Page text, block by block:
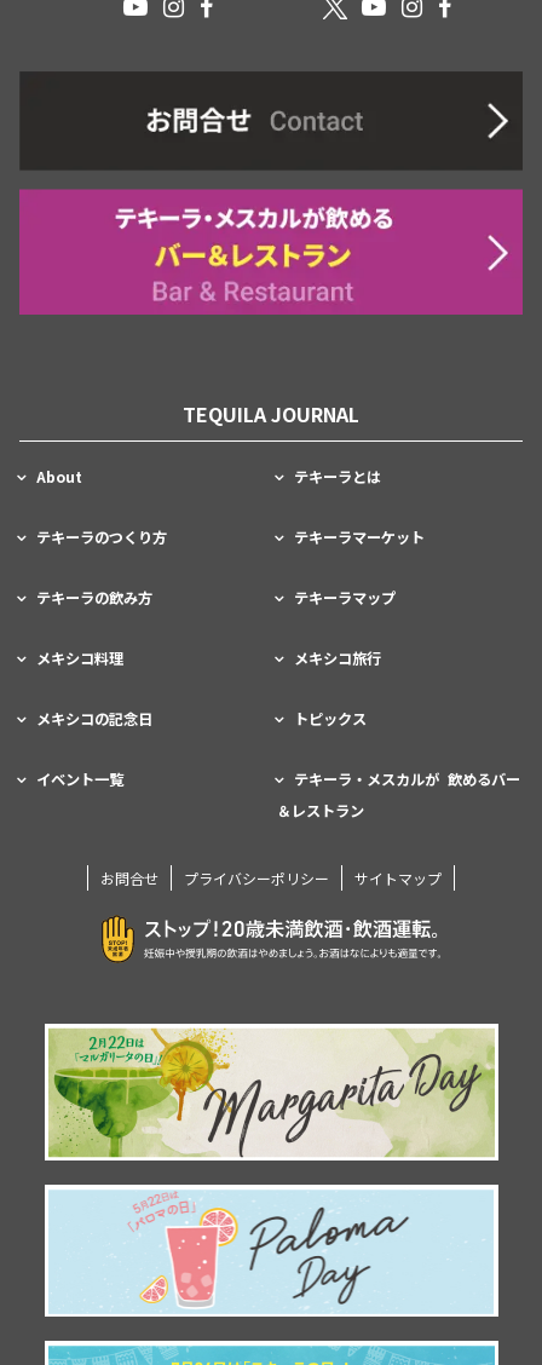
TEQUILA JOURNAL
About テキーラとは
テキーラのつくり方 テキーラマーケット
テキーラの飲み方 テキーラマップ
メキシコ料理 メキシコ旅行
メキシコの記念日 トピックス
イベント一覧
テキーラ・メスカルが 飲めるバー
＆レストラン
お問合せ プライバシーポリシー サイトマップ